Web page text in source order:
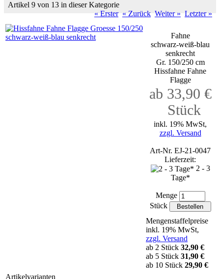
Artikel 9 von 13 in dieser Kategorie
« Erster « Zurück Weiter » Letzter »
Fahne
schwarz-weiß-blau
senkrecht
Gr. 150/250 cm
Hissfahne Fahne
Flagge
ab 33,90 €
Stück
inkl. 19% MwSt,
zzgl. Versand
Art-Nr. EJ-21-0047
Lieferzeit:
2 - 3
Tage*
Menge
Stück
Mengenstaffelpreise
inkl. 19% MwSt,
zzgl. Versand
ab 2 Stück 32,90 €
ab 5 Stück 31,90 €
ab 10 Stück 29,90 €
Artikelvarianten